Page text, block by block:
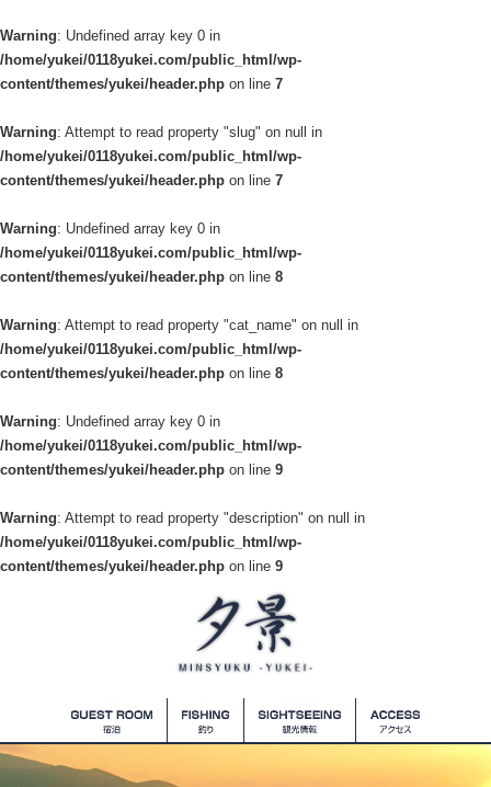
Warning: Undefined array key 0 in
/home/yukei/0118yukei.com/public_html/wp-
content/themes/yukei/header.php on line 7
Warning: Attempt to read property "slug" on null in
/home/yukei/0118yukei.com/public_html/wp-
content/themes/yukei/header.php on line 7
Warning: Undefined array key 0 in
/home/yukei/0118yukei.com/public_html/wp-
content/themes/yukei/header.php on line 8
Warning: Attempt to read property "cat_name" on null in
/home/yukei/0118yukei.com/public_html/wp-
content/themes/yukei/header.php on line 8
Warning: Undefined array key 0 in
/home/yukei/0118yukei.com/public_html/wp-
content/themes/yukei/header.php on line 9
Warning: Attempt to read property "description" on null in
/home/yukei/0118yukei.com/public_html/wp-
content/themes/yukei/header.php on line 9